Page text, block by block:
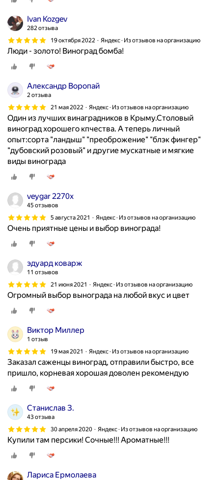
Ivan Kozgev
282 отзыва
19 октября 2022
Яндекс · Из отзывов на организацию
Люди - золото! Виноград бомба!
Александр Воропай
2 отзыва
21 мая 2022
Яндекс · Из отзывов на организацию
Один из лучших винаградников в Крыму.Столовый
виноград хорошего кпчества. А теперь личный
опыт:сорта "ландыш" "преоброжение" "блэк фингер"
"дубовский розовый" и другие мускатные и мягкие
виды винограда
veygar 2270x
45 отзывов
5 августа 2021
Яндекс · Из отзывов на организацию
Очень приятные цены и выбор винограда!
эдуард коварж
11 отзывов
21 июня 2021
Яндекс · Из отзывов на организацию
Огромный выбор вынограда на любой вкус и цвет
Виктор Миллер
1 отзыв
19 мая 2021
Яндекс · Из отзывов на организацию
Заказал саженцы виноград, отправили быстро, все
пришло, корневая хорошая доволен рекомендую
Станислав З.
43 отзыва
30 апреля 2020
Яндекс · Из отзывов на организацию
Купили там персики! Сочные!!! Ароматные!!!
Лариса Ермолаева